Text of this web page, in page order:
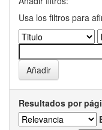
Usa los filtros para
Resultados por